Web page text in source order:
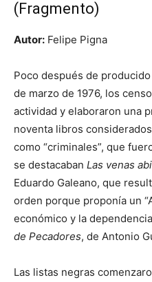
(Fragmento)
Autor: Felipe Pigna
Poco después de
de marzo de 1976, los
actividad y elaboraron una
noventa libros
como “criminales”, que
se destacaban Las venas
Eduardo Galeano, que
orden porque proponía un
económico y la
de Pecadores, de Antonio
Las listas negras